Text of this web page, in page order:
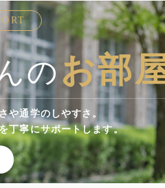
の お部
や通学のしやすさ。
丁寧にサポートします。